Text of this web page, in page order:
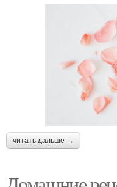
читать дальше →